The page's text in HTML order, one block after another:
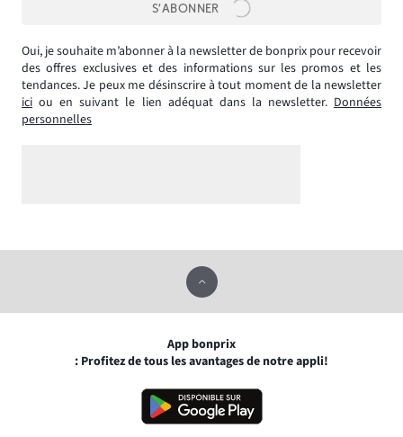
S’ABONNER
Oui, je souhaite m’abonner à la newsletter de bonprix pour recevoir
des offres exclusives et des informations sur les promos et les
tendances. Je peux me désinscrire à tout moment de la newsletter
ici ou en suivant le lien adéquat dans la newsletter. Données
personnelles
App bonprix
: Profitez de tous les avantages de notre appli!